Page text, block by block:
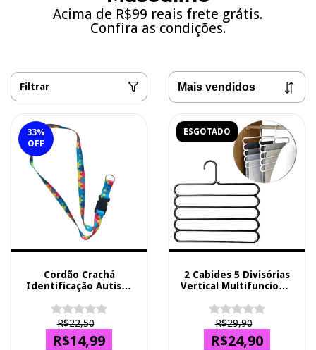
Acima de R$99 reais frete grátis.
Confira as condições.
Filtrar
33%
OFF
Cordão Crachá
Identificação Autista
Cabeça
R$22,50
R$14,99
ESGOTADO
2 Cabides 5 Divisórias
Vertical Multifuncional
R$29,90
R$24,90